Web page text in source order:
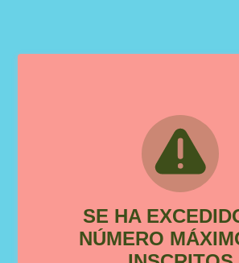
SE HA
NÚMERO